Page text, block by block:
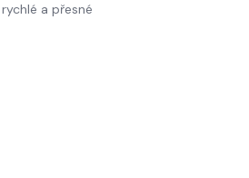
a přesné